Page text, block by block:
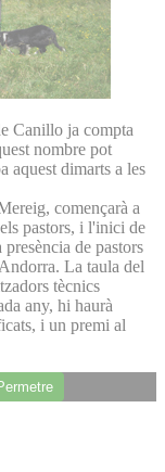
Canillo ja compta
nombre pot
aquest dimarts a les
començarà a
pastors, i l'inici de
de pastors
La taula del
tècnics
any, hi haurà
i un premi al